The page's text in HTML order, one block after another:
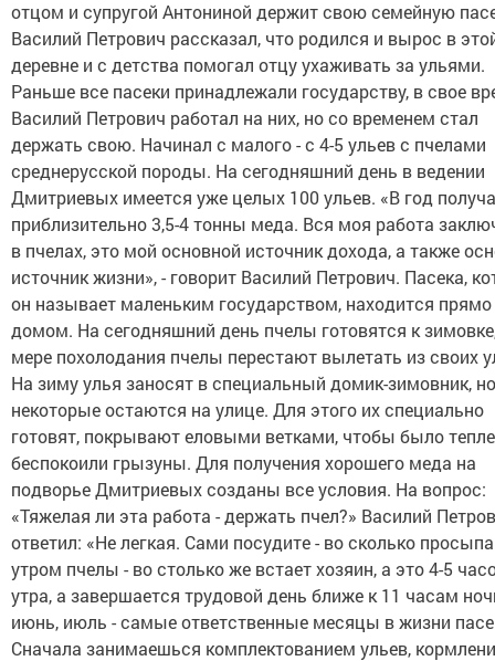
отцом и супругой Антониной держит свою семейную
Василий Петрович рассказал, что родился и вырос в
деревне и с детства помогал отцу ухаживать за ульями.
Раньше все пасеки принадлежали государству, в свое
Василий Петрович работал на них, но со временем стал
держать свою. Начинал с малого - с 4-5 ульев с пчелами
среднерусской породы. На сегодняшний день в ведении
Дмитриевых имеется уже целых 100 ульев. «В год
приблизительно 3,5-4 тонны меда. Вся моя работа
в пчелах, это мой основной источник дохода, а также
источник жизни», - говорит Василий Петрович. Пасека,
он называет маленьким государством, находится прямо
домом. На сегодняшний день пчелы готовятся к
мере похолодания пчелы перестают вылетать из своих
На зиму улья заносят в специальный домик-зимовник, но
некоторые остаются на улице. Для этого их специально
готовят, покрывают еловыми ветками, чтобы было
беспокоили грызуны. Для получения хорошего меда на
подворье Дмитриевых созданы все условия. На вопрос:
«Тяжелая ли эта работа - держать пчел?» Василий
ответил: «Не легкая. Сами посудите - во сколько
утром пчелы - во столько же встает хозяин, а это 4-5
утра, а завершается трудовой день ближе к 11 часам
июнь, июль - самые ответственные месяцы в жизни
Сначала занимаешься комплектованием ульев,